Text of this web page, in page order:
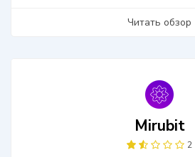
Читать обзор
Mirubit
2